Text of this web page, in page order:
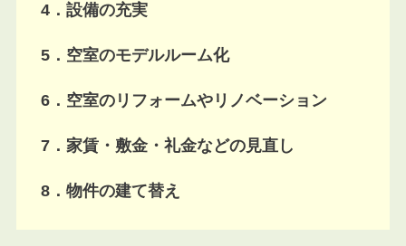
4．設備の充実
5．空室のモデルルーム化
6．空室のリフォームやリノベーション
7．家賃・敷金・礼金などの見直し
8．物件の建て替え